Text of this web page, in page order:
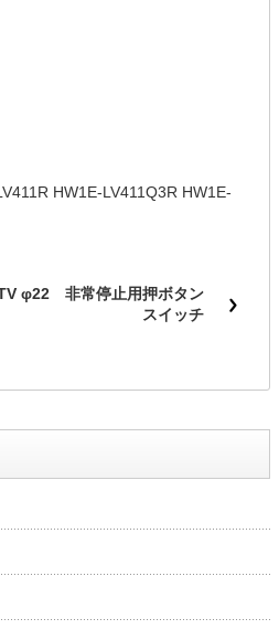
HW1E-LV411Q3R HW1E-
φ22 非常停止用押ボタン
スイッチ